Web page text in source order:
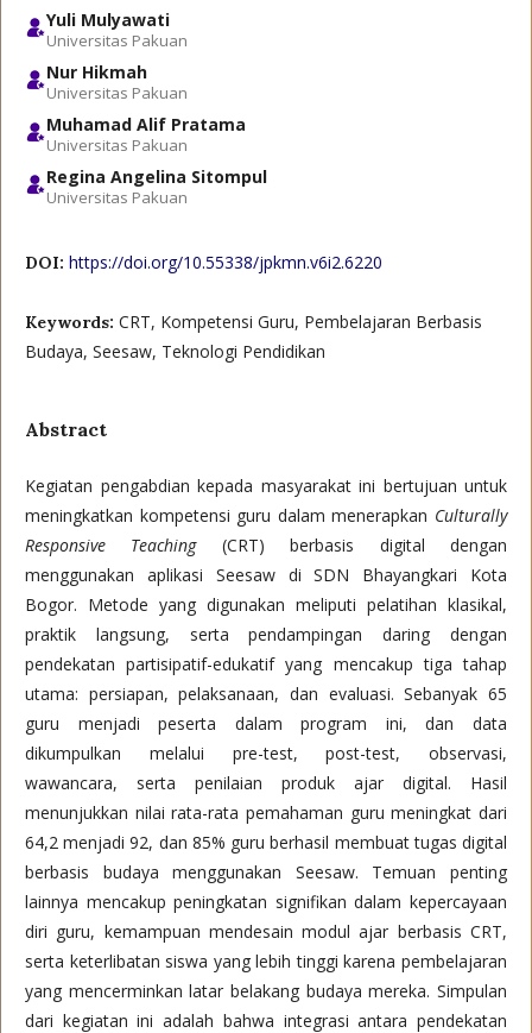
Yuli Mulyawati
Universitas Pakuan
Nur Hikmah
Universitas Pakuan
Muhamad Alif Pratama
Universitas Pakuan
Regina Angelina Sitompul
Universitas Pakuan
DOI: https://doi.org/10.55338/jpkmn.v6i2.6220
Keywords: CRT, Kompetensi Guru, Pembelajaran Berbasis
Budaya, Seesaw, Teknologi Pendidikan
Abstract
Kegiatan pengabdian kepada masyarakat ini bertujuan untuk
meningkatkan kompetensi guru dalam menerapkan Culturally
Responsive Teaching(CRT) berbasis digital dengan
menggunakan aplikasi Seesaw di SDN Bhayangkari Kota
Bogor. Metode yang digunakan meliputi pelatihan klasikal,
praktik langsung, serta pendampingan daring dengan
pendekatan partisipatif-edukatif yang mencakup tiga tahap
utama: persiapan, pelaksanaan, dan evaluasi. Sebanyak 65
guru menjadi peserta dalam program ini, dan data
dikumpulkan melalui pre-test, post-test, observasi,
wawancara, serta penilaian produk ajar digital. Hasil
menunjukkan nilai rata-rata pemahaman guru meningkat dari
64,2 menjadi 92, dan 85% guru berhasil membuat tugas digital
berbasis budaya menggunakan Seesaw. Temuan penting
lainnya mencakup peningkatan signifikan dalam kepercayaan
diri guru, kemampuan mendesain modul ajar berbasis CRT,
serta keterlibatan siswa yang lebih tinggi karena pembelajaran
yang mencerminkan latar belakang budaya mereka. Simpulan
dari kegiatan ini adalah bahwa integrasi antara pendekatan